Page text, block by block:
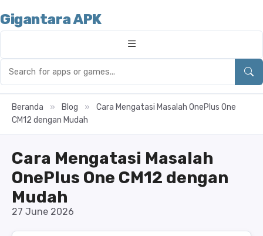
Gigantara APK
Beranda » Blog »
Cara Mengatasi Masalah OnePlus One
CM12 dengan Mudah
Cara Mengatasi Masalah
OnePlus One CM12 dengan
Mudah
27 June 2026